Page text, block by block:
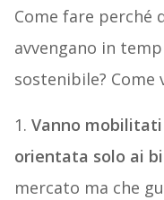
Come fare perché
avvengano in
sostenibile? Come
1. Vanno
orientata solo ai
mercato ma che